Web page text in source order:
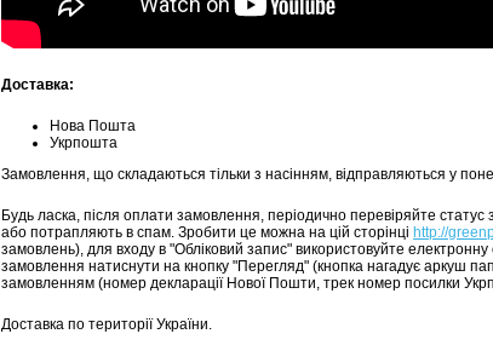
Доставка:
Нова Пошта
Укрпошта
Замовлення, що складаються тільки з насінням, відправляються у
Будь ласка, після оплати замовлення, періодично перевіряйте
або потрапляють в спам. Зробити це можна на цій сторінці http://
замовлень), для входу в "Обліковий запис" використовуйте
замовлення натиснути на кнопку "Перегляд" (кнопка нагадує аркуш
замовленням (номер декларації Нової Пошти, трек номер посилки
Доставка по території України.